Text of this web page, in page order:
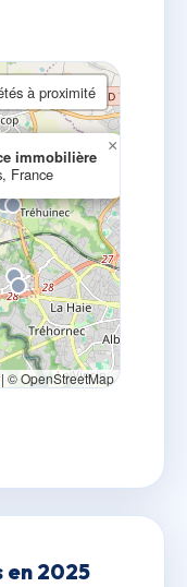
immobilière
France
×
à proximité
| © OpenStreetMap
en 2025